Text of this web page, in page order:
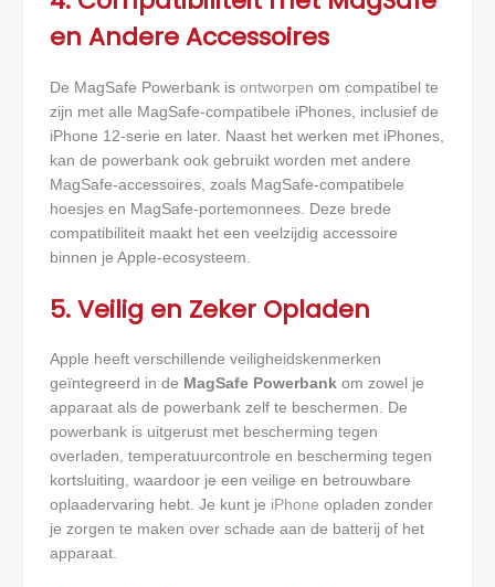
en Andere Accessoires
De MagSafe Powerbank is ontworpen om compatibel te
zijn met alle MagSafe-compatibele iPhones, inclusief de
iPhone 12-serie en later. Naast het werken met iPhones,
kan de powerbank ook gebruikt worden met andere
MagSafe-accessoires, zoals MagSafe-compatibele
hoesjes en MagSafe-portemonnees. Deze brede
compatibiliteit maakt het een veelzijdig accessoire
binnen je Apple-ecosysteem.
5. Veilig en Zeker Opladen
Apple heeft verschillende veiligheidskenmerken
geïntegreerd in de MagSafe Powerbank om zowel je
apparaat als de powerbank zelf te beschermen. De
powerbank is uitgerust met bescherming tegen
overladen, temperatuurcontrole en bescherming tegen
kortsluiting, waardoor je een veilige en betrouwbare
oplaadervaring hebt. Je kunt je iPhone opladen zonder
je zorgen te maken over schade aan de batterij of het
apparaat.